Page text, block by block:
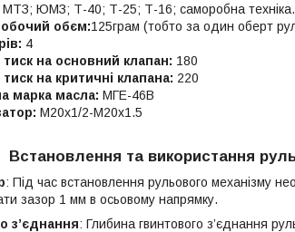
МТЗ; ЮМЗ; Т-40; Т-25; Т-16; саморобна техніка.
обєм:125грам (тобто за один оберт
4
на основний клапан: 180
на критичні клапана: 220
марка масла: МГЕ-46В
М20х1/2-М20х1.5
Встановлення та використання
: Під час встановлення рульового механізму
зазор 1 мм в осьовому напрямку.
з’єднання: Глибина гвинтового з’єднання